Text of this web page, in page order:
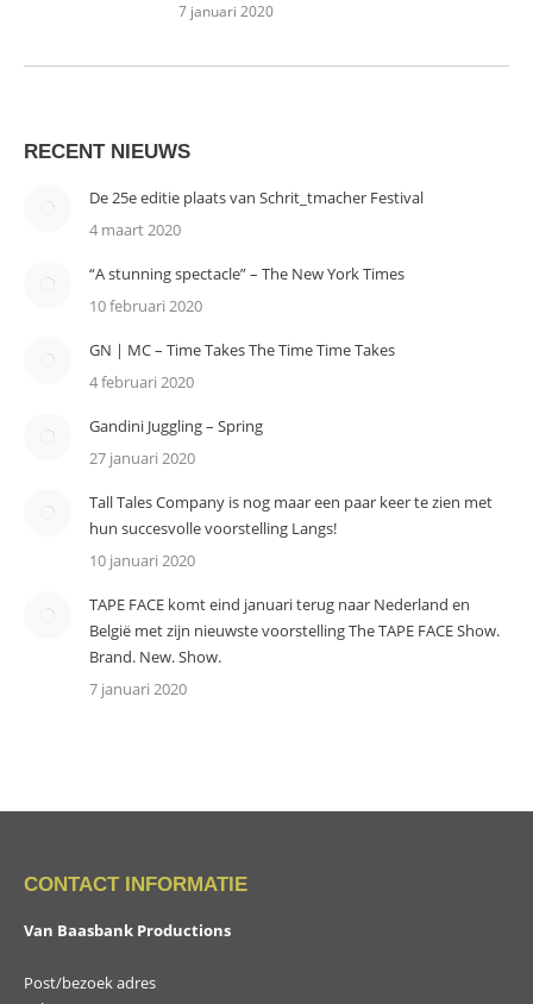
7 januari 2020
RECENT NIEUWS
De 25e editie plaats van Schrit_tmacher Festival
4 maart 2020
“A stunning spectacle” – The New York Times
10 februari 2020
GN | MC – Time Takes The Time Time Takes
4 februari 2020
Gandini Juggling – Spring
27 januari 2020
Tall Tales Company is nog maar een paar keer te zien met
hun succesvolle voorstelling Langs!
10 januari 2020
TAPE FACE komt eind januari terug naar Nederland en
België met zijn nieuwste voorstelling The TAPE FACE Show.
Brand. New. Show.
7 januari 2020
CONTACT INFORMATIE
Van Baasbank Productions
Post/bezoek adres